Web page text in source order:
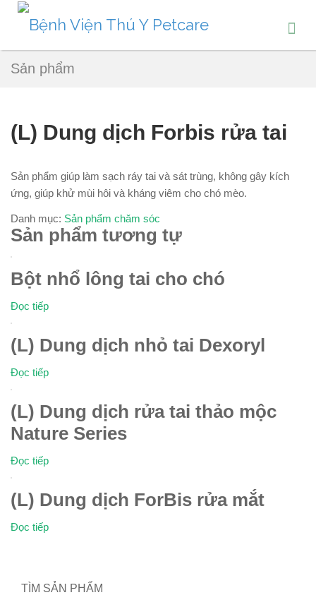
Sản phẩm
(L) Dung dịch Forbis rửa tai
Sản phẩm giúp làm sạch ráy tai và sát trùng, không gây kích
ứng, giúp khử mùi hôi và kháng viêm cho chó mèo.
Danh mục: Sản phẩm chăm sóc
Sản phẩm tương tự
Bột nhổ lông tai cho chó
Đọc tiếp
(L) Dung dịch nhỏ tai Dexoryl
Đọc tiếp
(L) Dung dịch rửa tai thảo mộc
Nature Series
Đọc tiếp
(L) Dung dịch ForBis rửa mắt
Đọc tiếp
TÌM SẢN PHẨM